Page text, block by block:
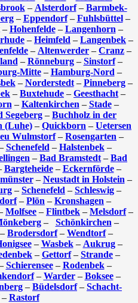
– Alsterdorf– Barmbek-
– Eppendorf– Fuhlsbüttel–
– Hohenfelde– Langenhorn –
– Heimfeld – Langenbek –
– Altenwerder – Cranz –
– Rönneburg– Sinstorf–
Mitte– Hamburg-Nord –
– Norderstedt– Pinneberg–
– Buxtehude – Geesthacht –
– Kaltenkirchen – Stade–
Segeberg – Buchholz in der
(Luhe) – Quickborn – Uetersen
Wulmstorf– Rosengarten –
Schenefeld – Halstenbek–
– Bad Bramstedt – Bad
Bargteheide– Eckernförde–
– Neustadt in Holstein –
– Schenefeld – Schleswig –
– Plön – Kronshagen –
Molfsee – Flintbek – Melsdorf–
– Schönkirchen –
– Brodersdorf– Wendtorf–
– Wasbek– Aukrug–
– Gettorf– Strande –
Schierensee– Rodenbek–
– Warder– Boksee–
– Büdelsdorf– Schacht-
Rastorf